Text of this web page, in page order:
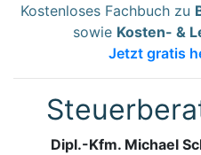
Kostenloses Fachbuch zu
sowie Kosten- &
Jetzt gratis
Dipl.-Kfm. Michael